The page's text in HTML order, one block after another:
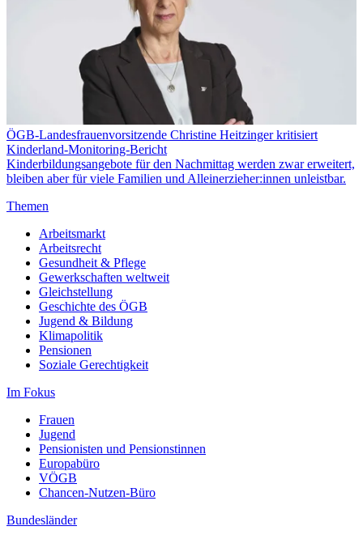
ÖGB-Landesfrauenvorsitzende Christine Heitzinger kritisiert
Kinderland-Monitoring-Bericht
Kinderbildungsangebote für den Nachmittag werden zwar erweitert,
bleiben aber für viele Familien und Alleinerzieher:innen unleistbar.
Themen
Arbeitsmarkt
Arbeitsrecht
Gesundheit & Pflege
Gewerkschaften weltweit
Gleichstellung
Geschichte des ÖGB
Jugend & Bildung
Klimapolitik
Pensionen
Soziale Gerechtigkeit
Im Fokus
Frauen
Jugend
Pensionisten und Pensionstinnen
Europabüro
VÖGB
Chancen-Nutzen-Büro
Bundesländer